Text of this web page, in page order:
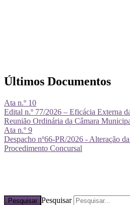
Últimos Documentos
Ata n.º 10
Edital n.º 77/2026 – Eficácia Externa
Reunião Ordinária da Câmara
Ata n.º 9
Despacho nº66-PR/2026 - Alteração
Procedimento Concursal
Pesquisar Pesquisar